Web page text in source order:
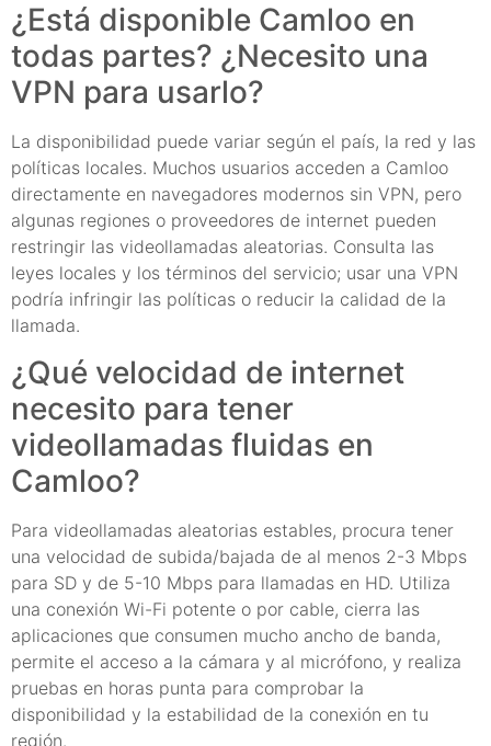
¿Está disponible Camloo en
todas partes? ¿Necesito una
VPN para usarlo?
La disponibilidad puede variar según el país, la red y las
políticas locales. Muchos usuarios acceden a Camloo
directamente en navegadores modernos sin VPN, pero
algunas regiones o proveedores de internet pueden
restringir las videollamadas aleatorias. Consulta las
leyes locales y los términos del servicio; usar una VPN
podría infringir las políticas o reducir la calidad de la
llamada.
¿Qué velocidad de internet
necesito para tener
videollamadas fluidas en
Camloo?
Para videollamadas aleatorias estables, procura tener
una velocidad de subida/bajada de al menos 2-3 Mbps
para SD y de 5-10 Mbps para llamadas en HD. Utiliza
una conexión Wi-Fi potente o por cable, cierra las
aplicaciones que consumen mucho ancho de banda,
permite el acceso a la cámara y al micrófono, y realiza
pruebas en horas punta para comprobar la
disponibilidad y la estabilidad de la conexión en tu
región.